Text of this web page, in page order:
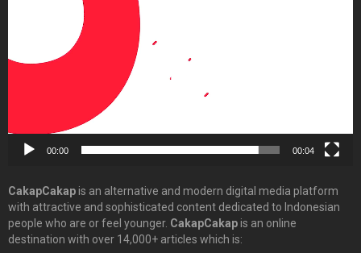
00:00 00:04
CakapCakapis an alternative and modern digital media platform
with attractive and sophisticated content dedicated to Indonesian
people who are or feel younger. CakapCakapis an online
destination with over 14,000+ articles which is: